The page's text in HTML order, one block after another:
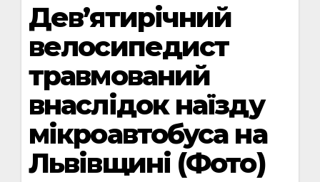
Дев’ятирічний
велосипедист
травмований
внаслідок наїзду
мікроавтобуса на
Львівщині (Фото)